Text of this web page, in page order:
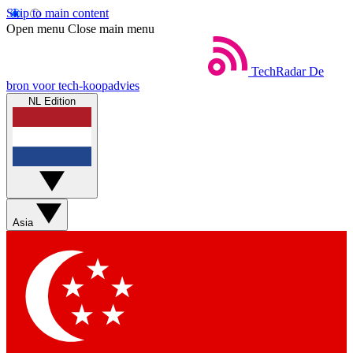
Skip to main content
Open menu Close main menu
TechRadar De
bron voor tech-koopadvies
NL Edition
Asia